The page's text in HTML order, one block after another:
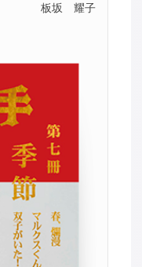
板坂 耀子